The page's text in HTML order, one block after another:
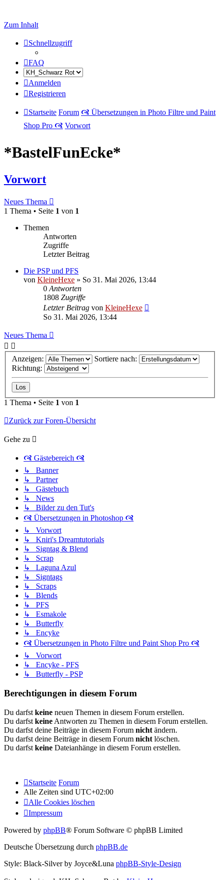
Zum Inhalt
Schnellzugriff
FAQ
Anmelden
Registrieren
Startseite Forum 🙧 Übersetzungen in Photo Filtre und Paint
Shop Pro 🙧 Vorwort
*BastelFunEcke*
Vorwort
Neues Thema
1 Thema • Seite 1 von 1
Themen
Antworten
Zugriffe
Letzter Beitrag
Die PSP und PFS
von KleineHexe » So 31. Mai 2026, 13:44
0 Antworten
1808 Zugriffe
Letzter Beitrag von KleineHexe
So 31. Mai 2026, 13:44
Neues Thema
Anzeigen:
Sortiere nach:
Richtung:
1 Thema • Seite 1 von 1
Zurück zur Foren-Übersicht
Gehe zu
🙧 Gästebereich 🙧
↳ Banner
↳ Partner
↳ Gästebuch
↳ News
↳ Bilder zu den Tut's
🙧 Übersetzungen in Photoshop 🙧
↳ Vorwort
↳ Kniri's Dreamtutorials
↳ Signtag & Blend
↳ Scrap
↳ Laguna Azul
↳ Signtags
↳ Scraps
↳ Blends
↳ PFS
↳ Esmakole
↳ Butterfly
↳ Encyke
🙧 Übersetzungen in Photo Filtre und Paint Shop Pro 🙧
↳ Vorwort
↳ Encyke - PFS
↳ Butterfly - PSP
Berechtigungen in diesem Forum
Du darfst keine neuen Themen in diesem Forum erstellen.
Du darfst keine Antworten zu Themen in diesem Forum erstellen.
Du darfst deine Beiträge in diesem Forum nicht ändern.
Du darfst deine Beiträge in diesem Forum nicht löschen.
Du darfst keine Dateianhänge in diesem Forum erstellen.
Startseite Forum
Alle Zeiten sind UTC+02:00
Alle Cookies löschen
Impressum
Powered by phpBB® Forum Software © phpBB Limited
Deutsche Übersetzung durch phpBB.de
Style: Black-Silver by Joyce&Luna phpBB-Style-Design